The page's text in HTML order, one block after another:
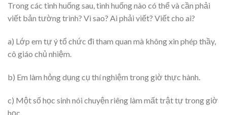
Trong các tình huống sau, tình huống nào có thể và cần phải
viết bản tường trình? Vì sao? Ai phải viết? Viết cho ai?
a) Lớp em tự ý tổ chức đi tham quan mà không xin phép thầy,
cô giáo chủ nhiệm.
b) Em làm hỏng dụng cụ thí nghiệm trong giờ thực hành.
c) Một số học sinh nói chuyện riêng làm mất trật tự trong giờ
học.